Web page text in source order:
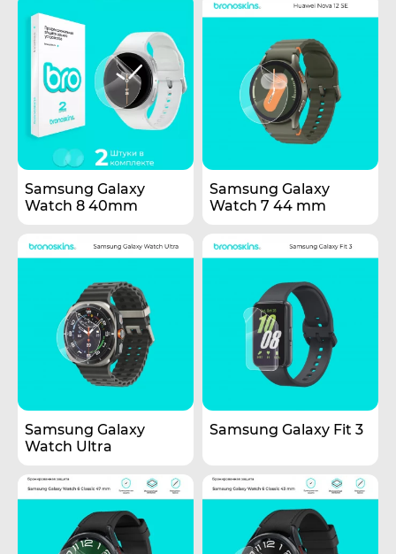
Samsung Galaxy
Watch 8 40mm
Samsung Galaxy
Watch 7 44 mm
Samsung Galaxy
Watch Ultra
Samsung Galaxy Fit 3